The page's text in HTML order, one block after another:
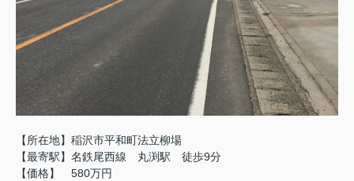
【所在地】稲沢市平和町法立柳場
【最寄駅】名鉄尾西線 丸渕駅 徒歩9分
【価格】 580万円